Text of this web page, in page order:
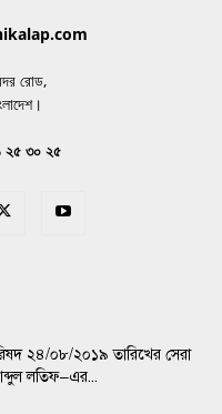
রোড,
২৫ ৩০ ২৫
২৪/০৮/২০১৯ তারিখের সেরা
লতিফ–এর...